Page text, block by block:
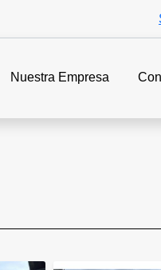
Nuestra Empresa